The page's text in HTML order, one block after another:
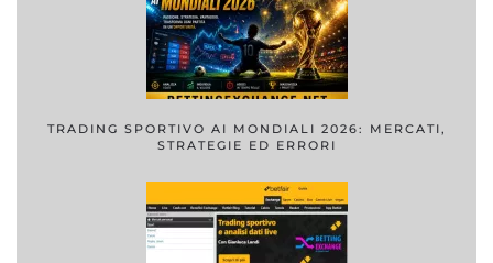
TRADING SPORTIVO AI MONDIALI 2026: MERCATI,
STRATEGIE ED ERRORI